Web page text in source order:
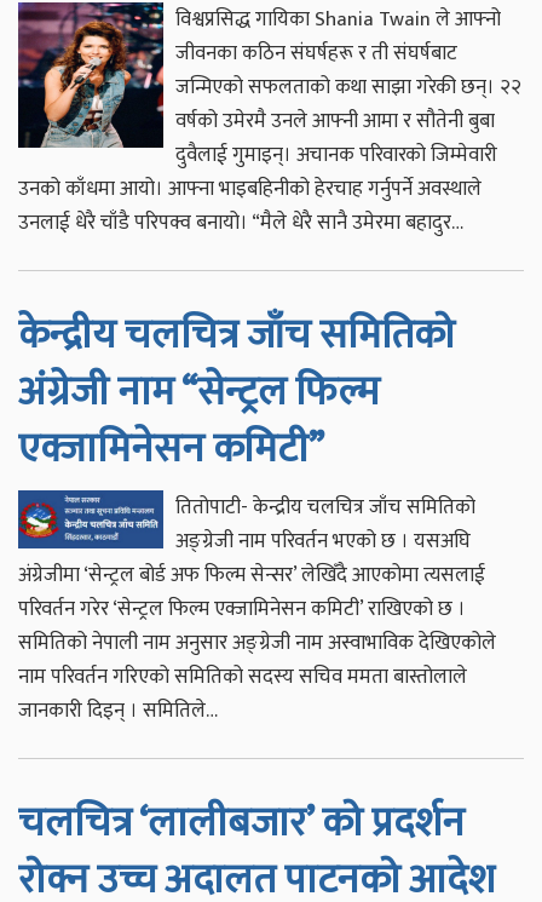
विश्वप्रसिद्ध गायिका Shania Twain ले आफ्नो
जीवनका कठिन संघर्षहरू र ती संघर्षबाट
जन्मिएको सफलताको कथा साझा गरेकी छन्। २२
वर्षको उमेरमै उनले आफ्नी आमा र सौतेनी बुबा
दुवैलाई गुमाइन्। अचानक परिवारको जिम्मेवारी
उनको काँधमा आयो। आफ्ना भाइबहिनीको हेरचाह गर्नुपर्ने अवस्थाले
उनलाई धेरै चाँडै परिपक्व बनायो। “मैले धेरै सानै उमेरमा बहादुर…
केन्द्रीय चलचित्र जाँच समितिको
अंग्रेजी नाम “सेन्ट्रल फिल्म
एक्जामिनेसन कमिटी”
तितोपाटी- केन्द्रीय चलचित्र जाँच समितिको
अङ्ग्रेजी नाम परिवर्तन भएको छ । यसअघि
अंग्रेजीमा ‘सेन्ट्रल बोर्ड अफ फिल्म सेन्सर’ लेखिँदै आएकोमा त्यसलाई
परिवर्तन गरेर ‘सेन्ट्रल फिल्म एक्जामिनेसन कमिटी’ राखिएको छ ।
समितिको नेपाली नाम अनुसार अङ्ग्रेजी नाम अस्वाभाविक देखिएकोले
नाम परिवर्तन गरिएको समितिको सदस्य सचिव ममता बास्तोलाले
जानकारी दिइन् । समितिले…
चलचित्र ‘लालीबजार’ को प्रदर्शन
रोक्न उच्च अदालत पाटनको आदेश